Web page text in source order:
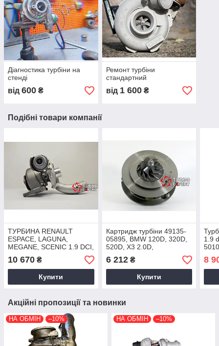
Діагностика турбіни на
стенді
від 600 ₴
Ремонт турбіни
стандартний
від 1 600₴
Подібні товари компанії
ТУРБИНА RENAULT
ESPACE, LAGUNA,
MEGANE, SCENIC 1.9 DCI,
F9Q, 7711368748, 2001+,
708639-5007S, 708639-
0006
10 670 ₴
Купити
Картридж турбіни 49135-
05895, BMW 120D, 320D,
520D, X3 2.0D,
N47D20/N47OL, 2007+
6 212₴
Купити
1.9
8
Акційні пропозиції та новинки
НА ОБМІН –10% НА ОБМІН –10%